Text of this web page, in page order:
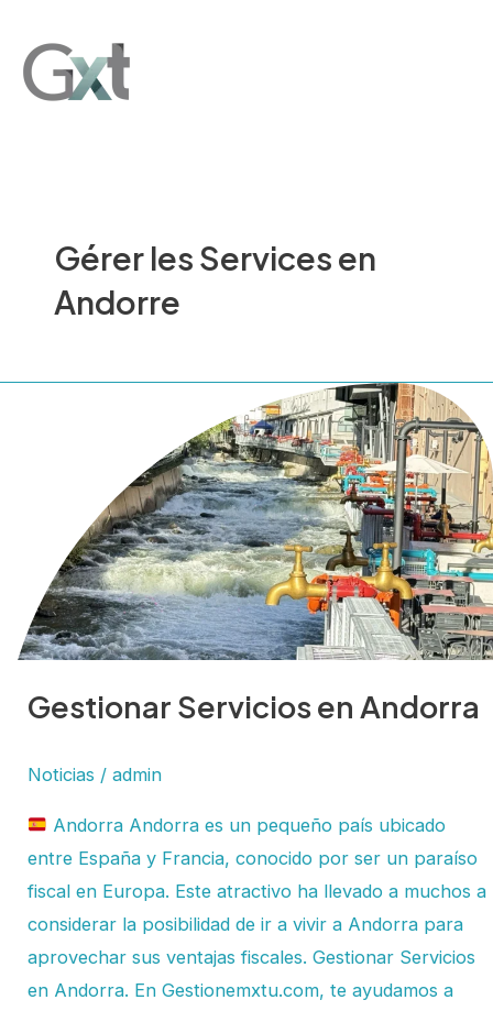
contenido
Gérer les Services en
Andorre
Gestionar Servicios en Andorra
Noticias / admin
Andorra Andorra es un pequeño país ubicado
entre España y Francia, conocido por ser un paraíso
fiscal en Europa. Este atractivo ha llevado a muchos a
considerar la posibilidad de ir a vivir a Andorra para
aprovechar sus ventajas fiscales. Gestionar Servicios
en Andorra. En Gestionemxtu.com, te ayudamos a